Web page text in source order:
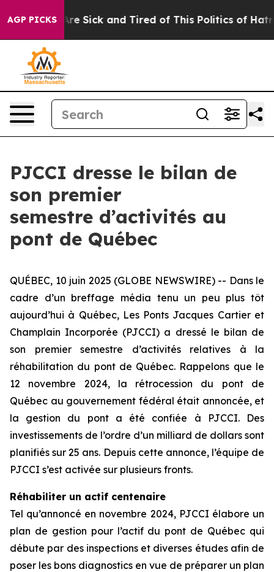
AGP PICKSAre Sick and Tired of This Politics of Hatred”
PJCCI dresse le bilan de
son premier
semestre d’activités au
pont de Québec
QUÉBEC, 10 juin 2025 (GLOBE NEWSWIRE) -- Dans le
cadre d’un breffage média tenu un peu plus tôt
aujourd’hui à Québec, Les Ponts Jacques Cartier et
Champlain Incorporée (PJCCI) a dressé le bilan de
son premier semestre d’activités relatives à la
réhabilitation du pont de Québec. Rappelons que le
12 novembre 2024, la rétrocession du pont de
Québec au gouvernement fédéral était annoncée, et
la gestion du pont a été confiée à PJCCI. Des
investissements de l’ordre d’un milliard de dollars sont
planifiés sur 25 ans. Depuis cette annonce, l’équipe de
PJCCI s’est activée sur plusieurs fronts.
Réhabiliter un actif centenaire
Tel qu’annoncé en novembre 2024, PJCCI élabore un
plan de gestion pour l’actif du pont de Québec qui
débute par des inspections et diverses études afin de
poser les bons diagnostics en vue de préparer un plan